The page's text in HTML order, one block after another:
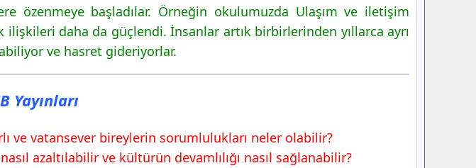
özenmeye başladılar. Örneğin okulumuzda Ulaşım ve iletişim
daha da güçlendi. İnsanlar artık birbirlerinden yıllarca ayrı
ve hasret gideriyorlar.
Yayınları
ve vatansever bireylerin sorumlulukları neler olabilir?
azaltılabilir ve kültürün devamlılığı nasıl sağlanabilir?